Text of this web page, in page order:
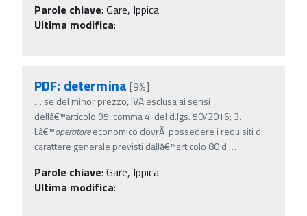
Parole chiave: Gare, Ippica
Ultima modifica:
PDF: determina [9%]
… se del minor prezzo, IVA esclusa ai sensi
dellâ€™articolo 95, comma 4, del d.lgs. 50/2016; 3.
Lâ€™operatoreeconomico dovrÃ possedere i requisiti di
carattere generale previsti dallâ€™articolo 80 d …
Parole chiave: Gare, Ippica
Ultima modifica: